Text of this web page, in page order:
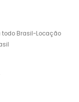
Brasil-Locação